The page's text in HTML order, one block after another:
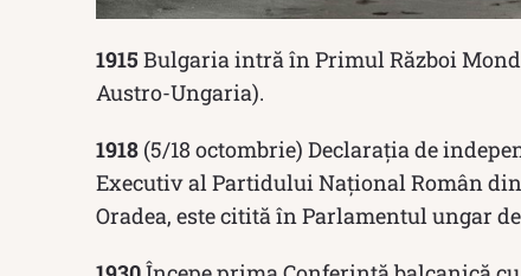
1915 Bulgaria intră în Primul Război
Austro-Ungaria).
1918 (5/18 octombrie) Declaraţia de
Executiv al Partidului Naţional Român
Oradea, este citită în Parlamentul ungar